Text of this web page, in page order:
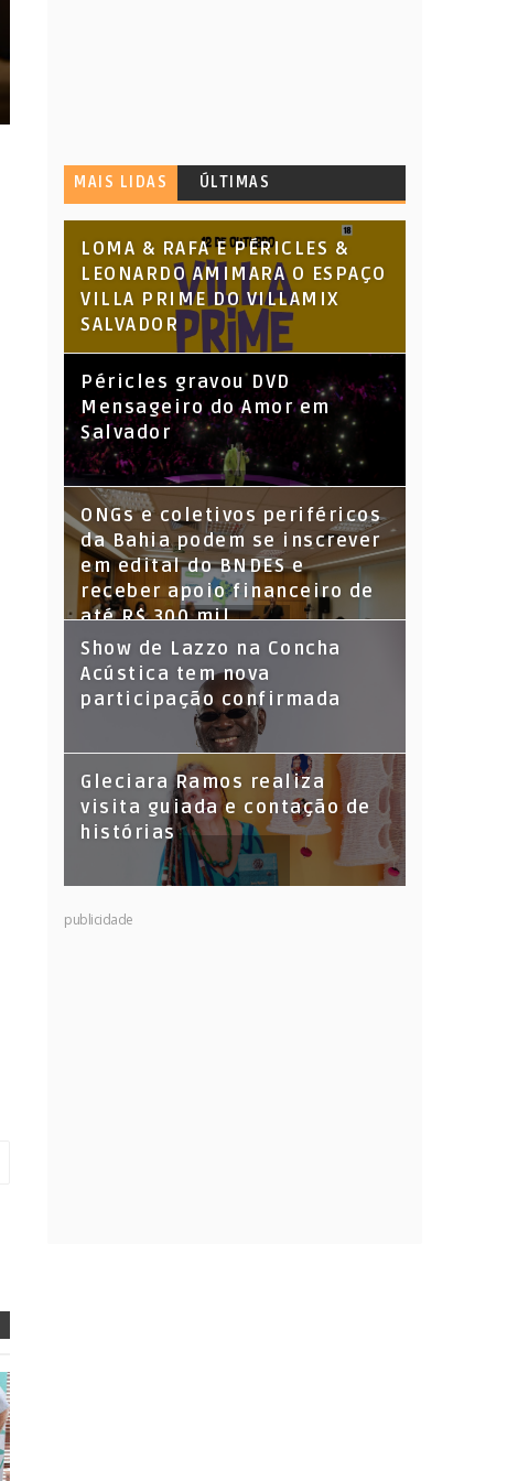
MAIS LIDAS ÚLTIMAS
LOMA & RAFA E PÉRICLES &
LEONARDO AMIMARA O ESPAÇO
VILLA PRIME DO VILLAMIX
SALVADOR
Péricles gravou DVD
Mensageiro do Amor em
Salvador
ONGs e coletivos periféricos
da Bahia podem se inscrever
em edital do BNDES e
receber apoio financeiro de
até R$ 300 mil
Show de Lazzo na Concha
Acústica tem nova
participação confirmada
Gleciara Ramos realiza
visita guiada e contação de
histórias
publicidade